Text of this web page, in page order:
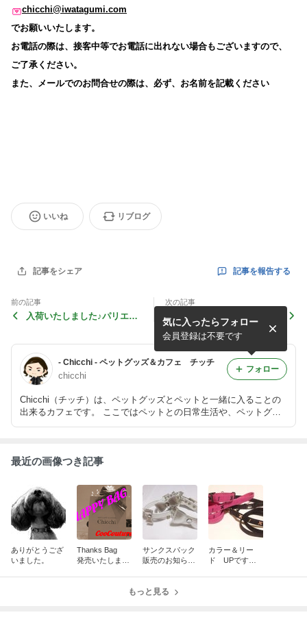
chicchi@iwatagumi.com
でお願いいたします。
お電話の際は、接客中等でお電話に出れない場合もございますので、
ご了承ください。
また、メールでのお問合せの際は、必ず、お名前を記載ください
いいね リブログ
記事をシェア 記事を報告する
前の記事
入荷いたしました♪パリエロ
次の記事
入荷しております。BUL B
U-BU（ブルブブ）さんの新
作
- Chicchi - ペットグッズ＆カフェ チッチ
chicchi
Chicchi（チッチ）は、ペットグッズとペットと一緒に入ることの
出来るカフェです。 ここではペットとの日常生活や、ペットグッ
ズ、また、Ｃｈｉｃｃｈｉで行うイベントを紹介していきます。
気に入ったらフォロー
会員登録は不要です
フォロー
最近の画像つき記事
ありがとうござ
いました。
Thanks Bag
発売いたしまし
サンクスパック
販売のお知らせ
カラー＆リー
ド UPです【d
もっと見る